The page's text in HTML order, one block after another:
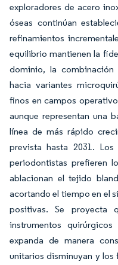
exploradores de acero
óseas continúan
refinamientos
equilibrio mantienen la
dominio, la
hacia variantes
finos en campos
aunque representan una
línea de más rápido
prevista hasta 2031.
periodontistas prefieren
ablacionan el tejido
acortando el tiempo en el
positivas. Se proyecta
instrumentos
expanda de manera
unitarios disminuyan y